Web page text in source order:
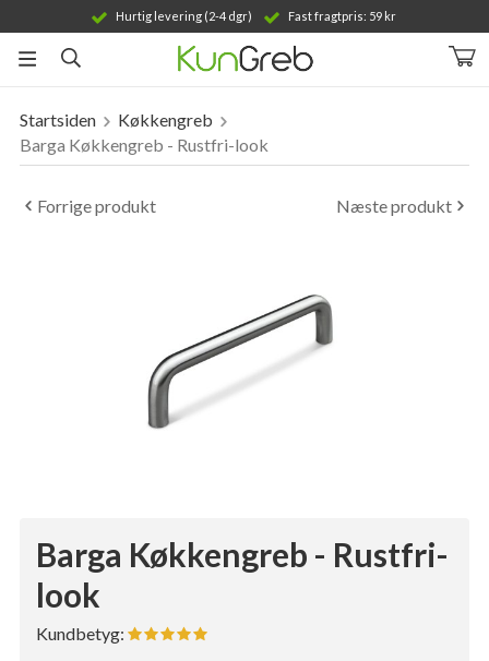
Hurtig levering (2-4 dgr) Fast fragtpris: 59 kr
Produktet er blevet tilføjet til din indkøbskurv
Startsiden
Køkkengreb
Barga Køkkengreb - Rustfri-look
Forrige produkt Næste produkt
Barga Køkkengreb - Rustfri-
look
Kundbetyg: